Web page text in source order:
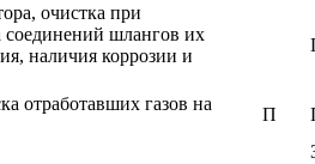
очистка при
соединений шлангов их
наличия коррозии и
отработавших газов на
П